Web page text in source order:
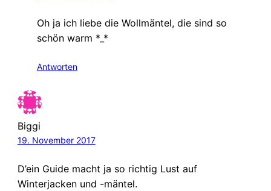
Oh ja ich liebe die Wollmäntel, die sind so
schön warm *_*
Antworten
Biggi
19. November 2017
D’ein Guide macht ja so richtig Lust auf
Winterjacken und -mäntel.